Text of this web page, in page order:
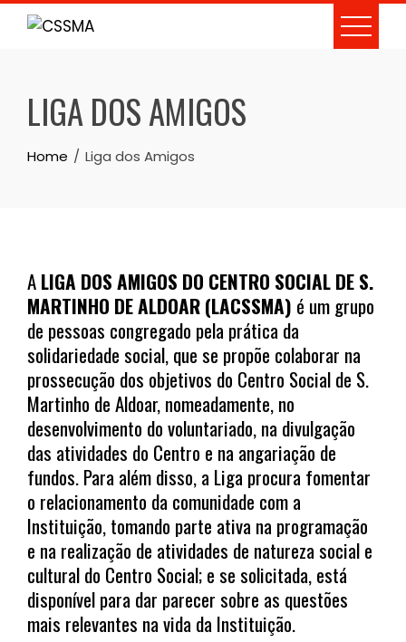
Skip
LIGA DOS AMIGOS
Home Liga dos Amigos
ALIGA DOS AMIGOS DO CENTRO SOCIAL DE S.
MARTINHO DE ALDOAR (LACSSMA) é um grupo
de pessoas congregado pela prática da
solidariedade social, que se propõe colaborar na
prossecução dos objetivos do Centro Social de S.
Martinho de Aldoar, nomeadamente, no
desenvolvimento do voluntariado, na divulgação
das atividades do Centro e na angariação de
fundos. Para além disso, a Liga procura fomentar
o relacionamento da comunidade com a
Instituição, tomando parte ativa na programação
e na realização de atividades de natureza social e
cultural do Centro Social; e se solicitada, está
disponível para dar parecer sobre as questões
mais relevantes na vida da Instituição.